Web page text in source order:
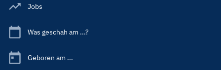
Jobs
Was geschah am ...?
Geboren am ...